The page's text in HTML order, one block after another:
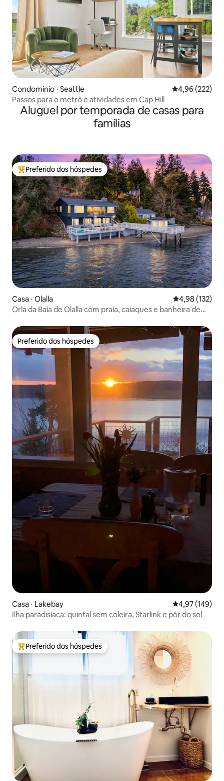
Condomínio ⋅ Seattle 4,96 de uma
4,96 (222)
Passos para o metrô e atividades em Cap Hill
Aluguel por temporada de casas para
famílias
Entre os melhores preferidos dos hóspedes
Preferido dos hóspedes
Casa ⋅ Olalla 4,98 de uma
4,98 (132)
Orla da Baía de Olalla com praia, caiaques e banheira de
Preferido dos hóspedes
Preferido dos hóspedes
Casa ⋅ Lakebay 4,97 de uma
4,97 (149)
Ilha paradisíaca: quintal sem coleira, Starlink e pôr do sol
Entre os melhores preferidos dos hóspedes
Preferido dos hóspedes